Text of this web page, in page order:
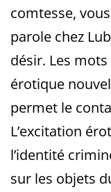
comtesse,
parole chez
désir. Les
érotique
permet le
L’excitation
l’identité
sur les objets